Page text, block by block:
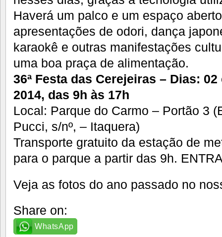
Haverá um palco e um espaço
apresentações de odori, dança
karaokê e outras manifestações
uma boa praça de alimentação.
36ª Festa das Cerejeiras – Dias:
2014, das 9h às 17h
Local: Parque do Carmo – Portão 3
Pucci, s/nº, – Itaquera)
Transporte gratuito da estação de
para o parque a partir das 9h.
Veja as fotos do ano passado no
Share on:
WhatsApp